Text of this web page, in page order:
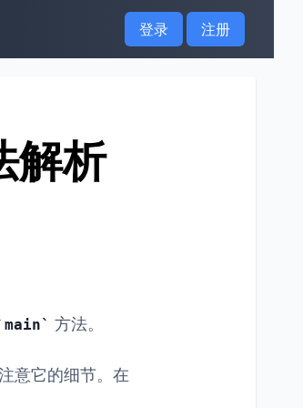
登录 注册
解析
main 方法。
意它的细节。在